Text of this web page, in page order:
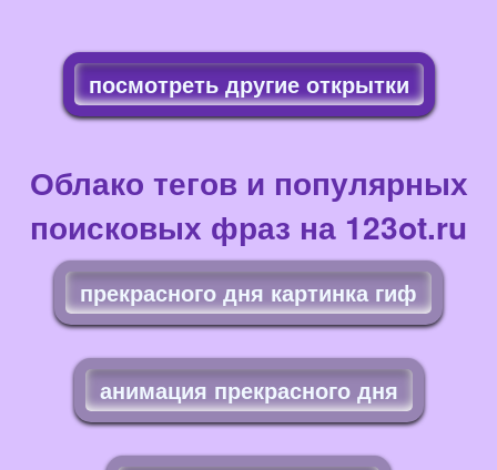
посмотреть другие открытки
Облако тегов и популярных
поисковых фраз на 123ot.ru
прекрасного дня картинка гиф
анимация прекрасного дня